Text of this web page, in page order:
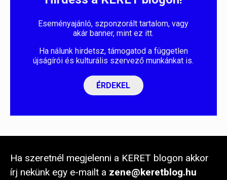
Eseményajánló, szponzorált tartalom, vagy
akár banner, mint ez itt.
Ha nálunk hirdetsz, támogatod a független
újságírói és kulturális szervező munkánkat is.
ÉRDEKEL
Ha szeretnél megjelenni a KERET blogon akkor
írj nekünk egy e-mailt a zene@keretblog.hu